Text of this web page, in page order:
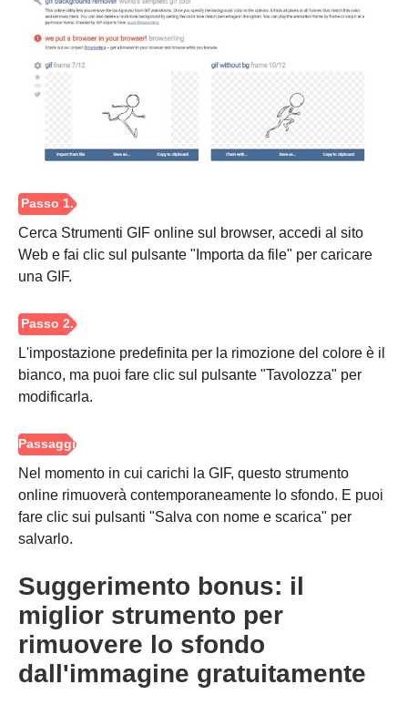
Passaggio
3.
Cerca Strumenti GIF online sul browser, accedi al sito
Web e fai clic sul pulsante "Importa da file" per caricare
una GIF.
L'impostazione predefinita per la rimozione del colore è il
bianco, ma puoi fare clic sul pulsante "Tavolozza" per
modificarla.
Nel momento in cui carichi la GIF, questo strumento
online rimuoverà contemporaneamente lo sfondo. E puoi
fare clic sui pulsanti "Salva con nome e scarica" per
salvarlo.
Suggerimento bonus: il
miglior strumento per
rimuovere lo sfondo
dall'immagine gratuitamente